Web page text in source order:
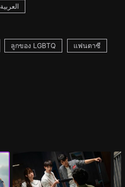
العربية
ลูกของ LGBTQ แฟนตาซี